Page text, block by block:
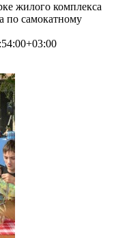
жилого комплекса
по самокатному